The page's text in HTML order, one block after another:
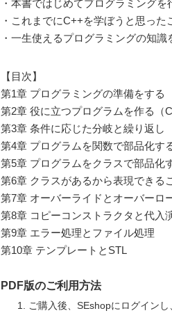
・本書ではじめてプログラミングを
・これまでにC++を学ぼうと思っ
・一生使えるプログラミングの知
【目次】
第1章 プログラミングの準備をする
第2章 役に立つプログラムを作る（
第3章 条件に応じた分岐と繰り返し
第4章 プログラムを関数で部品化す
第5章 プログラムをクラスで部品化
第6章 クラスがあるから表現できる
第7章 オーバーライドとオーバーロ
第8章 コピーコンストラクタと代入
第9章 エラー処理とファイル処理
第10章 テンプレートとSTL
PDF版のご利用方法
ご購入後、SEshopにログインし